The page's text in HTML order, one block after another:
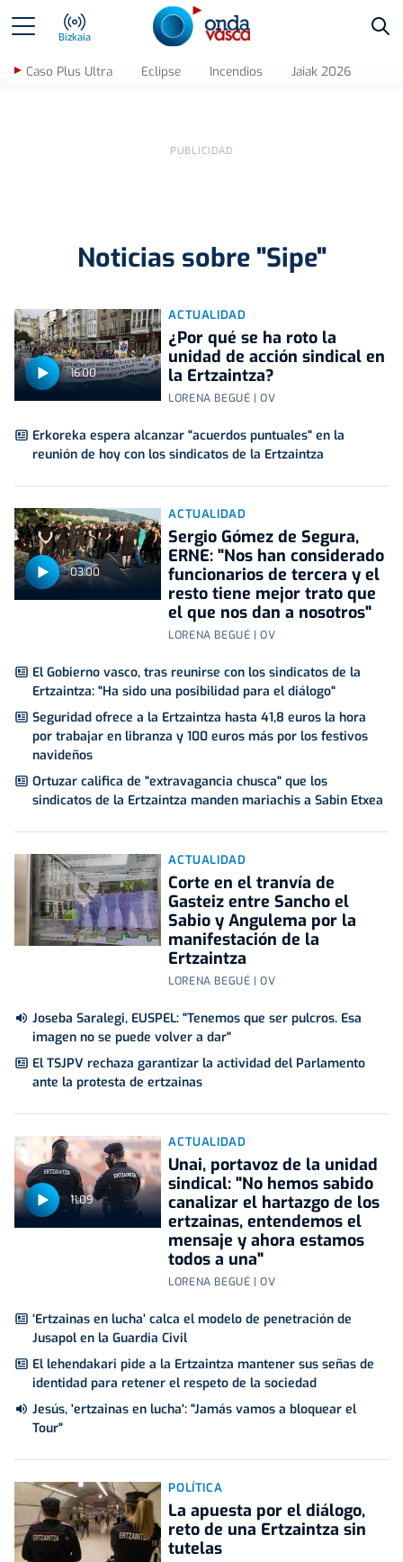
Bizkaia
Caso Plus Ultra Eclipse Incendios Jaiak 2026
Noticias sobre "Sipe"
16:00
ACTUALIDAD
¿Por qué se ha roto la
unidad de acción sindical en
la Ertzaintza?
LORENA BEGUÉ | OV
Erkoreka espera alcanzar "acuerdos puntuales" en la
reunión de hoy con los sindicatos de la Ertzaintza
03:00
ACTUALIDAD
Sergio Gómez de Segura,
ERNE: "Nos han considerado
funcionarios de tercera y el
resto tiene mejor trato que
el que nos dan a nosotros"
LORENA BEGUÉ | OV
El Gobierno vasco, tras reunirse con los sindicatos de la
Ertzaintza: "Ha sido una posibilidad para el diálogo"
Seguridad ofrece a la Ertzaintza hasta 41,8 euros la hora
por trabajar en libranza y 100 euros más por los festivos
navideños
Ortuzar califica de "extravagancia chusca" que los
sindicatos de la Ertzaintza manden mariachis a Sabin Etxea
ACTUALIDAD
Corte en el tranvía de
Gasteiz entre Sancho el
Sabio y Angulema por la
manifestación de la
Ertzaintza
LORENA BEGUÉ | OV
Joseba Saralegi, EUSPEL: "Tenemos que ser pulcros. Esa
imagen no se puede volver a dar"
El TSJPV rechaza garantizar la actividad del Parlamento
ante la protesta de ertzainas
11:09
ACTUALIDAD
Unai, portavoz de la unidad
sindical: "No hemos sabido
canalizar el hartazgo de los
ertzainas, entendemos el
mensaje y ahora estamos
todos a una"
LORENA BEGUÉ | OV
‘Ertzainas en lucha’ calca el modelo de penetración de
Jusapol en la Guardia Civil
El lehendakari pide a la Ertzaintza mantener sus señas de
identidad para retener el respeto de la sociedad
Jesús, 'ertzainas en lucha': "Jamás vamos a bloquear el
Tour"
POLÍTICA
La apuesta por el diálogo,
reto de una Ertzaintza sin
tutelas